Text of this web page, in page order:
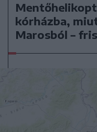
kórházba,
Marosból –